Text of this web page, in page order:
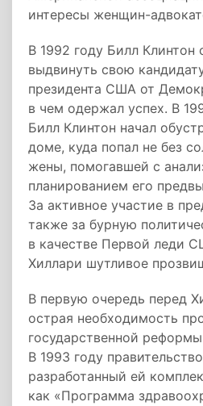
интересы женщин-
В 1992 году Билл
выдвинуть свою
президента США от
в чем одержал успех. В
Билл Клинтон начал
доме, куда попал не без
жены, помогавшей с
планированием его
За активное участие в
также за бурную
в качестве Первой леди
Хиллари шутливое
В первую очередь перед
острая необходимость
государственной
В 1993 году
разработанный ей
как «Программа